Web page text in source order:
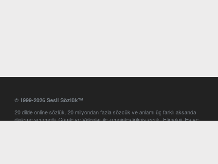
© 1999-2026 Sesli Sözlük™
20 dilde online sözlük. 20 milyondan fazla sözcük ve anlamı üç farklı aksanda
dinleme seçeneği. Cümle ve Videolar ile zenginleştirilmiş içerik. Etimoloji, Eş ve